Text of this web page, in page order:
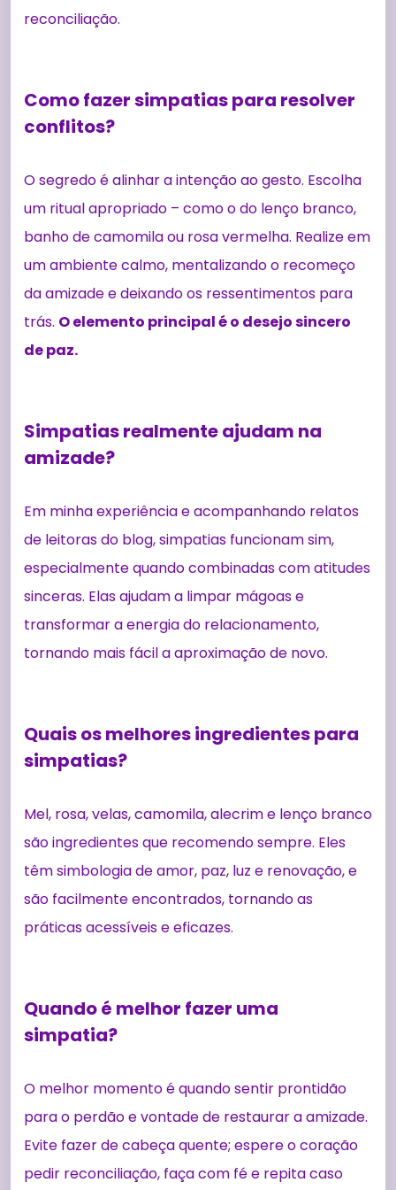
reconciliação.
Como fazer simpatias para resolver
conflitos?
O segredo é alinhar a intenção ao gesto. Escolha
um ritual apropriado – como o do lenço branco,
banho de camomila ou rosa vermelha. Realize em
um ambiente calmo, mentalizando o recomeço
da amizade e deixando os ressentimentos para
trás. O elemento principal é o desejo sincero
de paz.
Simpatias realmente ajudam na
amizade?
Em minha experiência e acompanhando relatos
de leitoras do blog, simpatias funcionam sim,
especialmente quando combinadas com atitudes
sinceras. Elas ajudam a limpar mágoas e
transformar a energia do relacionamento,
tornando mais fácil a aproximação de novo.
Quais os melhores ingredientes para
simpatias?
Mel, rosa, velas, camomila, alecrim e lenço branco
são ingredientes que recomendo sempre. Eles
têm simbologia de amor, paz, luz e renovação, e
são facilmente encontrados, tornando as
práticas acessíveis e eficazes.
Quando é melhor fazer uma
simpatia?
O melhor momento é quando sentir prontidão
para o perdão e vontade de restaurar a amizade.
Evite fazer de cabeça quente; espere o coração
pedir reconciliação, faça com fé e repita caso